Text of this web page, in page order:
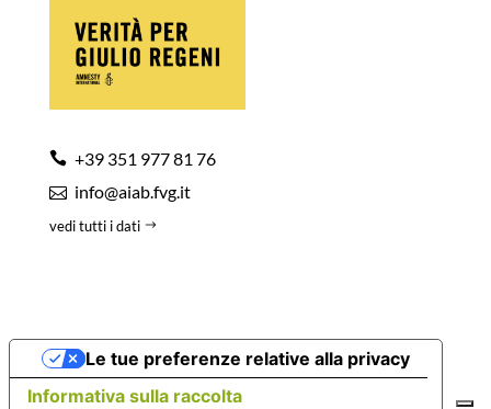
+39 351 977 81 76
info@aiab.fvg.it
vedi tutti i dati
Informativa sulla raccolta
Le tue preferenze relative alla privacy